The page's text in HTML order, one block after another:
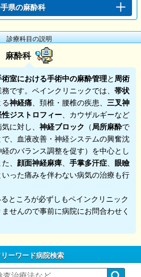
県の麻酔科
診療科目の説明
麻酔科
術室における手術中の麻酔管理と周術
です。 ペインクリニックでは、 帯状
神経痛 、頚椎・腰椎の疾患、 三叉神
ジストロフィー 、カウザルギーなど
に対し、 神経ブロック （局所麻酔で
、血液改善・神経システムの興奮沈
のバランス調整を促す）を中心とし
、 顔面神経麻痺 手掌多汗症
眼瞼
いった痛みを伴わない病気の治療も行
ところが必ずしもペインクリニック
せんので事前に病院にお問合わせく
ーワード病院検索